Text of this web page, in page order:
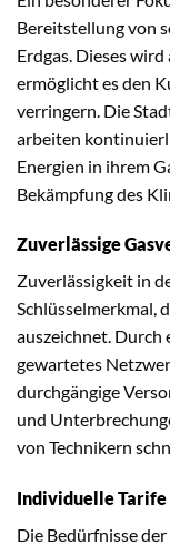
Bereitstellung von
Erdgas. Dieses
ermöglicht es den
verringern. Die
arbeiten
Energien in ihrem
Bekämpfung des
Zuverlässige
Zuverlässigkeit in
Schlüsselmerkmal,
auszeichnet. Durch
gewartetes
durchgängige
und
von Technikern
Individuelle Tarife
Die Bedürfnisse